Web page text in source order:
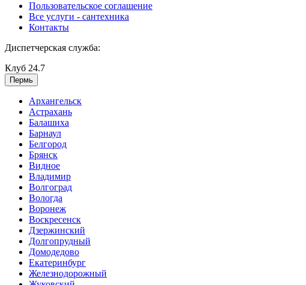
Пользовательское соглашение
Все услуги - cантехника
Контакты
Диспетчерская служба:
Клуб 24.7
Пермь
Архангельск
Астрахань
Балашиха
Барнаул
Белгород
Брянск
Видное
Владимир
Волгоград
Вологда
Воронеж
Воскресенск
Дзержинский
Долгопрудный
Домодедово
Екатеринбург
Железнодорожный